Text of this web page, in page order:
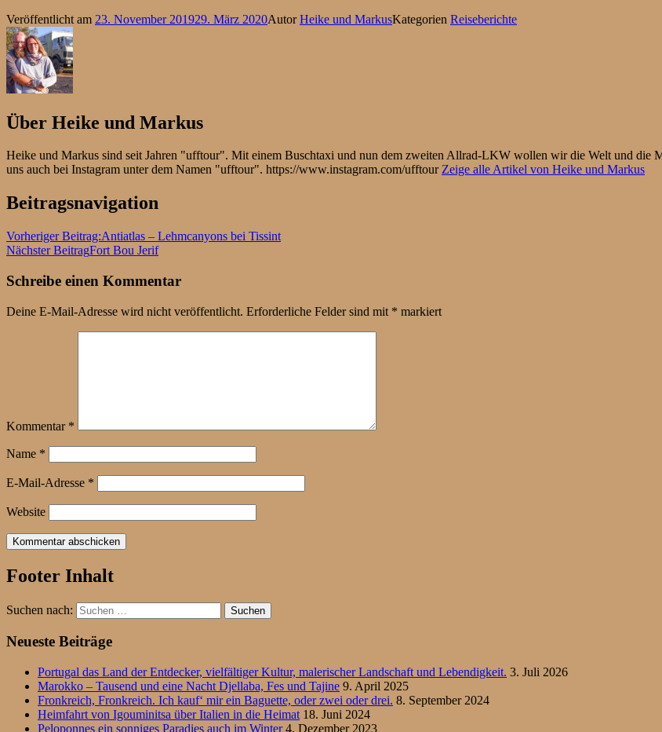
Veröffentlicht am 23. November 201929. März 2020AutorHeike und MarkusKategorien Reiseberichte
Über Heike und Markus
Heike und Markus sind seit Jahren "ufftour". Mit einem Buschtaxi und nun dem zweiten Allrad-LKW wollen wir die Welt und die
uns auch bei Instagram unter dem Namen "ufftour". https://www.instagram.com/ufftourZeige alle Artikel von Heike und Markus
Beitragsnavigation
Vorheriger Beitrag:Antiatlas – Lehmcanyons bei Tissint
Nächster BeitragFort Bou Jerif
Schreibe einen Kommentar
Deine E-Mail-Adresse wird nicht veröffentlicht. Erforderliche Felder sind mit * markiert
Kommentar *
Name *
E-Mail-Adresse *
Website
Footer Inhalt
Suchen nach:
Neueste Beiträge
Portugal das Land der Entdecker, vielfältiger Kultur, malerischer Landschaft und Lebendigkeit. 3. Juli 2026
Marokko – Tausend und eine Nacht Djellaba, Fes und Tajine 9. April 2025
Fronkreich, Fronkreich. Ich kauf‘ mir ein Baguette, oder zwei oder drei. 8. September 2024
Heimfahrt von Igouminitsa über Italien in die Heimat 18. Juni 2024
Peloponnes ein sonniges Paradies auch im Winter 4. Dezember 2023